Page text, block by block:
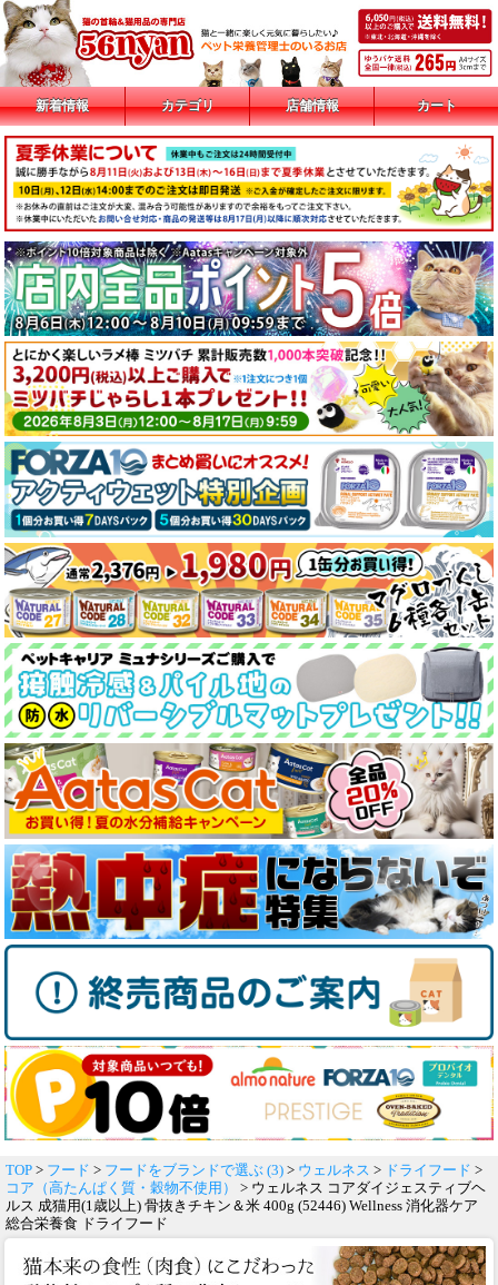
新着情報 カテゴリ 店舗情報 カート
TOP > フード > フードをブランドで選ぶ (3) > ウェルネス > ドライフード >
コア（高たんぱく質・穀物不使用）
> ウェルネス コアダイジェスティブヘ
ルス 成猫用(1歳以上) 骨抜きチキン＆米 400g (52446) Wellness 消化器ケア
総合栄養食 ドライフード